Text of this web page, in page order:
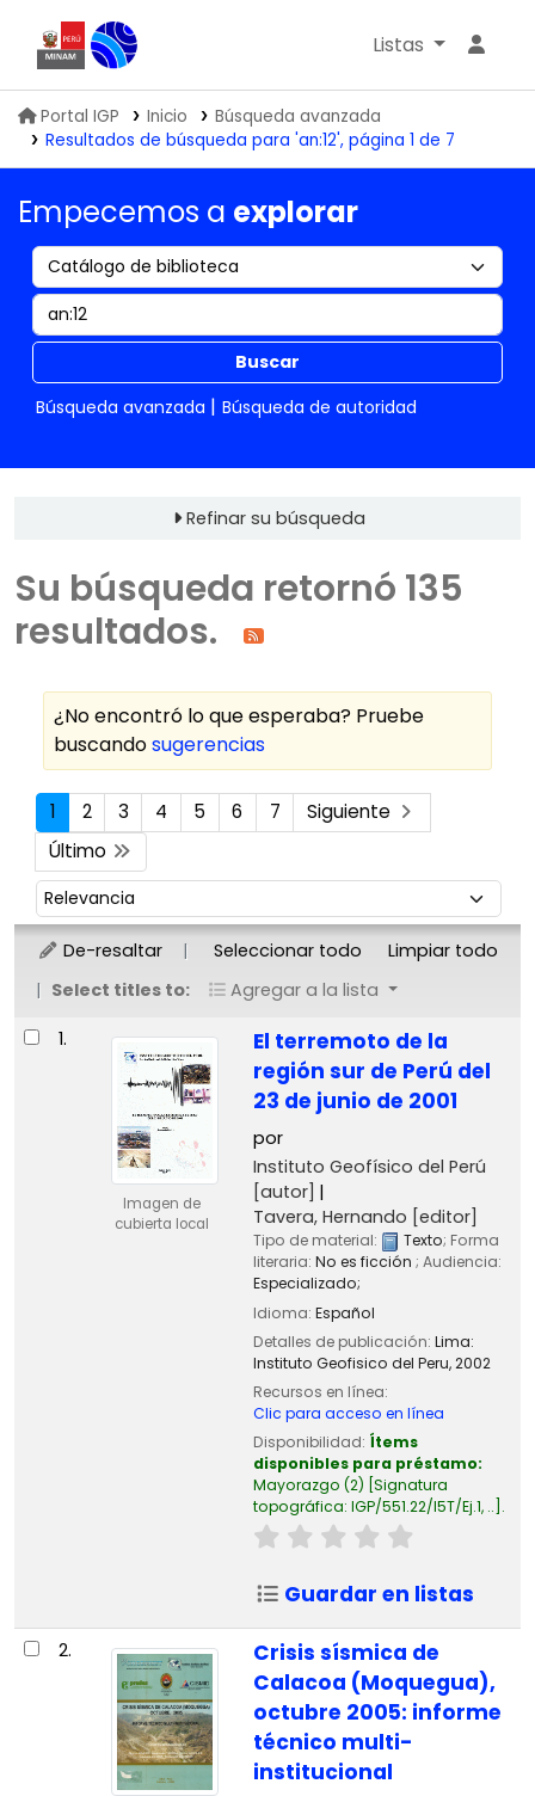
Biblioteca IGP
Listas
Portal IGP Inicio
Búsqueda avanzada
Resultados de búsqueda para 'an:12', página 1 de 7
Empecemos a explorar
Buscar
Búsqueda avanzada
Búsqueda de autoridad
Refinar su búsqueda
Su búsqueda retornó 135
resultados.
¿No encontró lo que esperaba? Pruebe
buscandosugerencias
Ordenar
1 2 3 4 5 6 7
Siguiente
Último
Ordenar por:
De-resaltar Seleccionar todo
Limpiar todo
Select titles to:
Agregar a la lista
Resultados
1.
Imagen de
cubierta local
El terremoto de la
región sur de Perú del
23 de junio de 2001
por
Instituto Geofísico del Perú
[autor]
Tavera, Hernando [editor]
Tipo de material: Texto; Forma
literaria: No es ficción ; Audiencia:
Especializado;
Idioma: Español
Detalles de publicación: Lima:
Instituto Geofisico del Peru,2002
Recursos en línea:
Clic para acceso en línea
Disponibilidad: Ítems
disponibles para préstamo:
Mayorazgo (2) Signatura
topográfica: IGP/551.22/I5T/Ej.1, .. .
Guardar en listas
2.
Crisis sísmica de
Calacoa (Moquegua),
octubre 2005: informe
técnico multi-
institucional